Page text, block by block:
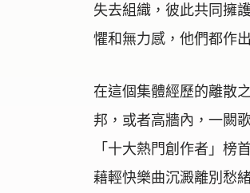
失去組織，彼此共同擁
懼和無力感，他們都作
在這個集體經歷的離散
邦，或者高牆內，一闕
「十大熱門創作者」
藉輕快樂曲沉澱離別愁